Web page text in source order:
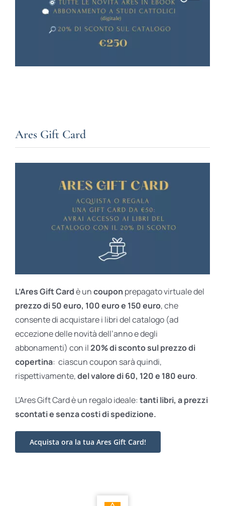
Ares Gift Card
L’Ares Gift Cardè uncoupon prepagato virtuale del
prezzo di 50 euro, 100 euro e 150 euro, che
consente di acquistare i libri del catalogo (ad
eccezione delle novità dell’anno e degli
abbonamenti) con il20% di sconto sul prezzo di
copertina: ciascun coupon sarà quindi,
rispettivamente,del valore di 60, 120 e 180 euro.
L’Ares Gift Card è un regalo ideale: tanti libri, a prezzi
scontati esenza costi di spedizione.
Acquista ora la tua Ares Gift Card!